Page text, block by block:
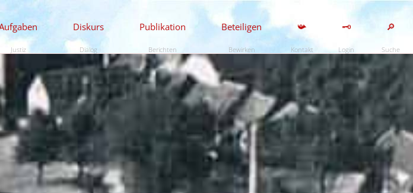
Justiz
Diskurs
Dialog
Publikation
Berichten
Beteiligen
Bewirken
📯
Kontakt
🗝️
Login
🔎
Suche